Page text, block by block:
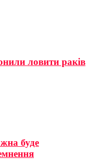
ловити раків
буде